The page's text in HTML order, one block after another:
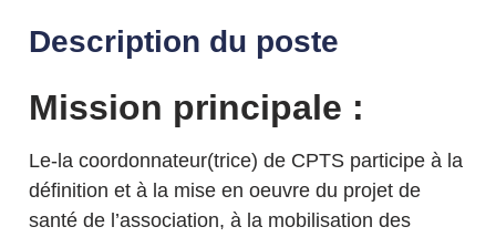
Description du poste
Mission principale :
Le-la coordonnateur(trice) de CPTS participe à la
définition et à la mise en oeuvre du projet de
santé de l’association, à la mobilisation des